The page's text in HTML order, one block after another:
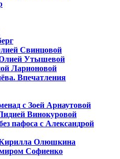
Свинцовой
Утышевой
Ларионовой
Впечатления
с Зоей Арнаутовой
Винокуровой
пафоса с Александрой
Олюшкина
Софиенко